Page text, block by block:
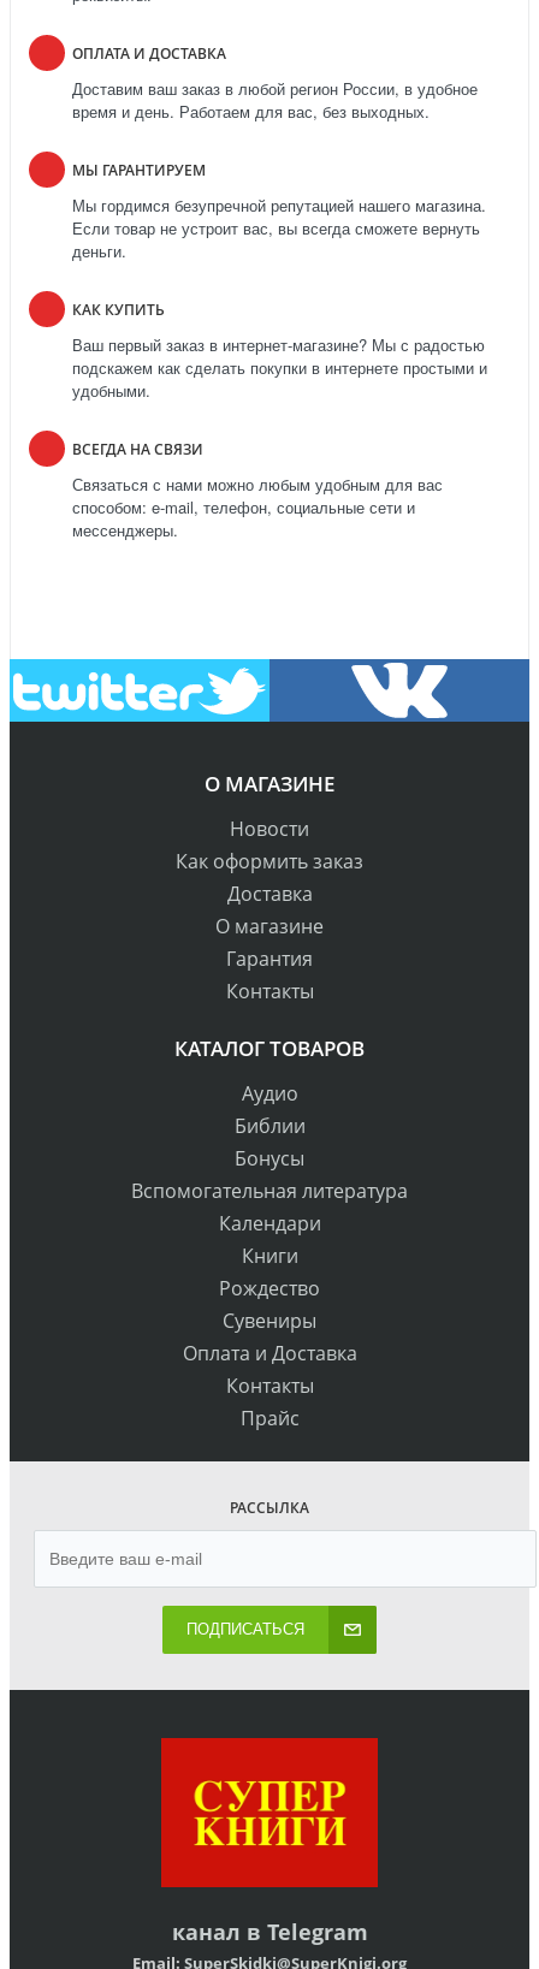
ОПЛАТА И ДОСТАВКА
Доставим ваш заказ в любой регион России, в удобное
время и день. Работаем для вас, без выходных.
МЫ ГАРАНТИРУЕМ
Мы гордимся безупречной репутацией нашего магазина.
Если товар не устроит вас, вы всегда сможете вернуть
деньги.
КАК КУПИТЬ
Ваш первый заказ в интернет-магазине? Мы с радостью
подскажем как сделать покупки в интернете простыми и
удобными.
ВСЕГДА НА СВЯЗИ
Связаться с нами можно любым удобным для вас
способом: e-mail, телефон, социальные сети и
мессенджеры.
О МАГАЗИНЕ
Новости
Как оформить заказ
Доставка
О магазине
Гарантия
Контакты
КАТАЛОГ ТОВАРОВ
Аудио
Библии
Бонусы
Вспомогательная литература
Календари
Книги
Рождество
Сувениры
Оплата и Доставка
Контакты
Прайс
РАССЫЛКА
ПОДПИСАТЬСЯ
канал в Telegram
Email: SuperSkidki@SuperKnigi.org